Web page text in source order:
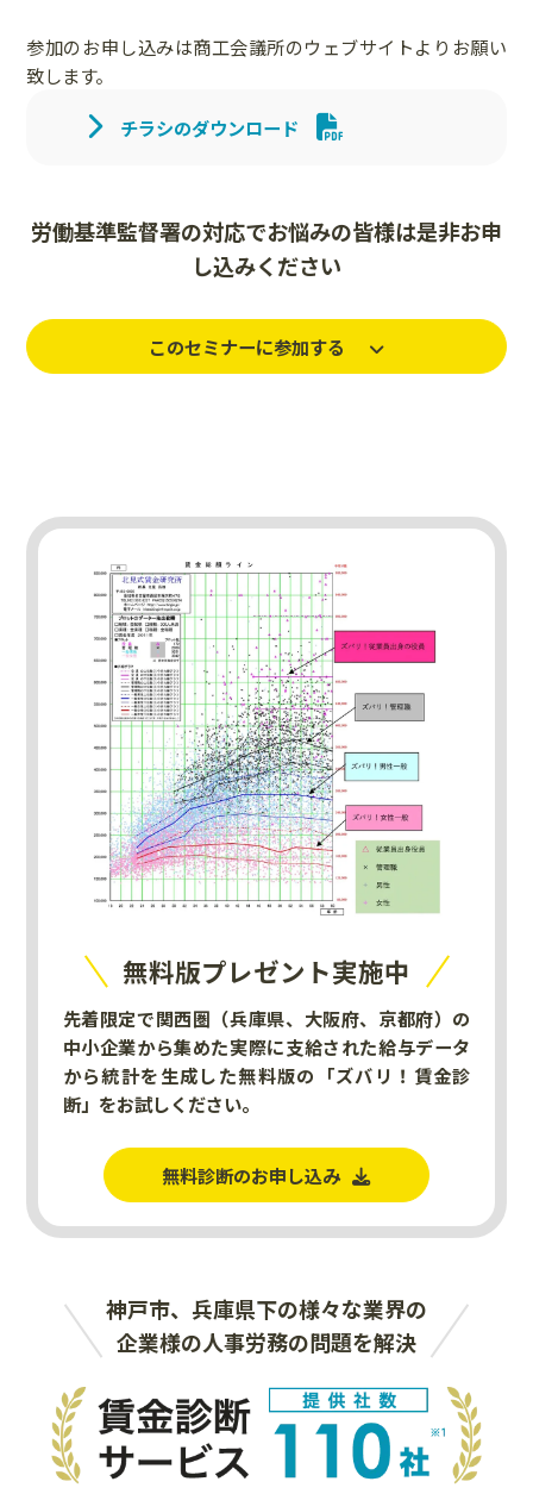
参加のお申し込みは商工会議所のウェブサイトよりお願い
致します。
チラシのダウンロード
労働基準監督署の対応でお悩みの皆様は是非お申
し込みください
このセミナーに参加する
無料版プレゼント実施中
先着限定で関西圏（兵庫県、大阪府、京都府）の
中小企業から集めた実際に支給された給与データ
から統計を生成した無料版の「ズバリ！賃金診
断」をお試しください。
無料診断のお申し込み
神戸市、兵庫県下の様々な業界の
企業様の人事労務の問題を解決